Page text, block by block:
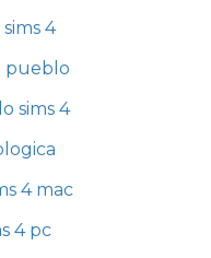
4
pueblo
sims 4
4 mac
4 pc